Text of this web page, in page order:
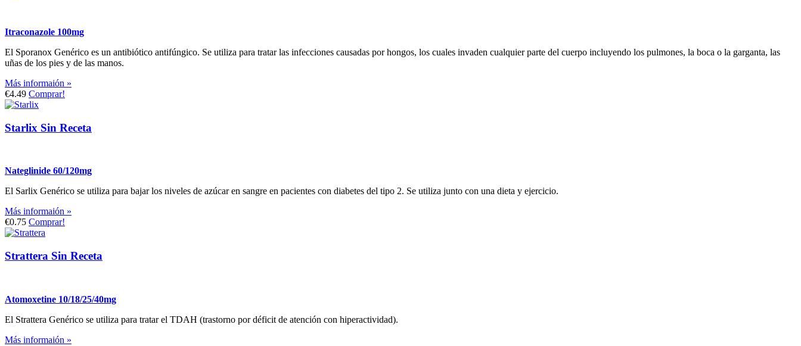
Itraconazole 100mg
El Sporanox Genérico es un antibiótico antifúngico. Se utiliza para tratar las infecciones causadas por hongos, los cuales invaden cualquier parte del cuerpo incluyendo los pulmones, la boca o la garganta, las
uñas de los pies y de las manos.
Más informaión »
€4.49 Comprar!
Starlix Sin Receta
Nateglinide 60/120mg
El Sarlix Genérico se utiliza para bajar los niveles de azúcar en sangre en pacientes con diabetes del tipo 2. Se utiliza junto con una dieta y ejercicio.
Más informaión »
€0.75 Comprar!
Strattera Sin Receta
Atomoxetine 10/18/25/40mg
El Strattera Genérico se utiliza para tratar el TDAH (trastorno por déficit de atención con hiperactividad).
Más informaión »